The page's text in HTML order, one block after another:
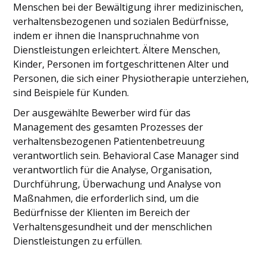
Menschen bei der Bewältigung ihrer medizinischen,
verhaltensbezogenen und sozialen Bedürfnisse,
indem er ihnen die Inanspruchnahme von
Dienstleistungen erleichtert. Ältere Menschen,
Kinder, Personen im fortgeschrittenen Alter und
Personen, die sich einer Physiotherapie unterziehen,
sind Beispiele für Kunden.
Der ausgewählte Bewerber wird für das
Management des gesamten Prozesses der
verhaltensbezogenen Patientenbetreuung
verantwortlich sein. Behavioral Case Manager sind
verantwortlich für die Analyse, Organisation,
Durchführung, Überwachung und Analyse von
Maßnahmen, die erforderlich sind, um die
Bedürfnisse der Klienten im Bereich der
Verhaltensgesundheit und der menschlichen
Dienstleistungen zu erfüllen.